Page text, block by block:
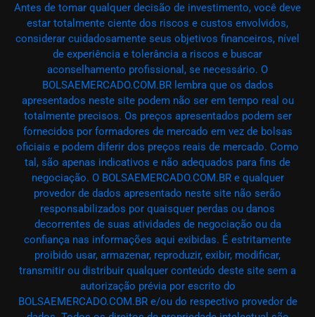
Antes de tomar qualquer decisão de investimento, você deve
estar totalmente ciente dos riscos e custos envolvidos,
considerar cuidadosamente seus objetivos financeiros, nível
de experiência e tolerância a riscos e buscar
aconselhamento profissional, se necessário. O
BOLSAEMERCADO.COM.BR lembra que os dados
apresentados neste site podem não ser em tempo real ou
totalmente precisos. Os preços apresentados podem ser
fornecidos por formadores de mercado em vez de bolsas
oficiais e podem diferir dos preços reais de mercado. Como
tal, são apenas indicativos e não adequados para fins de
negociação. O BOLSAEMERCADO.COM.BR e qualquer
provedor de dados apresentado neste site não serão
responsabilizados por quaisquer perdas ou danos
decorrentes de suas atividades de negociação ou da
confiança nas informações aqui exibidas. É estritamente
proibido usar, armazenar, reproduzir, exibir, modificar,
transmitir ou distribuir qualquer conteúdo deste site sem a
autorização prévia por escrito do
BOLSAEMERCADO.COM.BR e/ou do respectivo provedor de